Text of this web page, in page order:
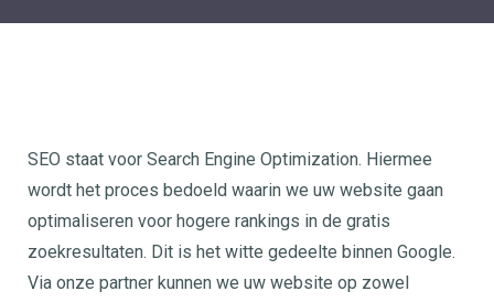
SEO staat voor Search Engine Optimization. Hiermee
wordt het proces bedoeld waarin we uw website gaan
optimaliseren voor hogere rankings in de gratis
zoekresultaten. Dit is het witte gedeelte binnen Google.
Via onze partner kunnen we uw website op zowel